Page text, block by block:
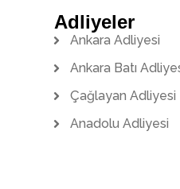
Adliyeler
Ankara Adliyesi
Ankara Batı
Çağlayan Adliyesi
Anadolu Adliyesi